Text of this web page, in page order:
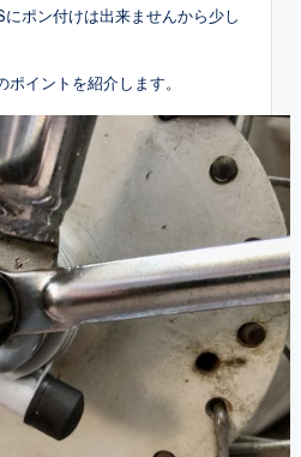
ポン付けは出来ませんから少し
イントを紹介します。